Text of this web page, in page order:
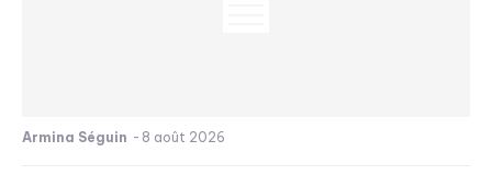
Armina Séguin - 8 août 2026